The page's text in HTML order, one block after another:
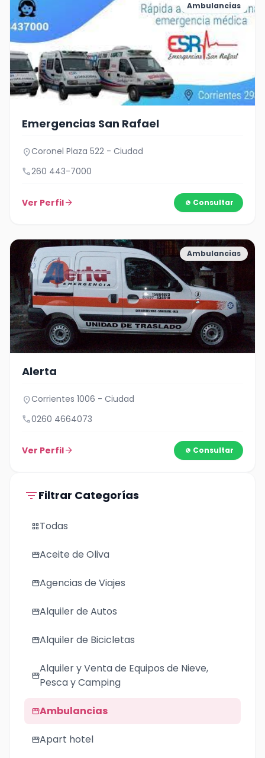
Ambulancias
Emergencias San Rafael
location_onCoronel Plaza 522 - Ciudad
call260 443-7000
Ver Perfilarrow_forward Consultar
Ambulancias
Alerta
location_onCorrientes 1006 - Ciudad
call0260 4664073
Ver Perfilarrow_forward Consultar
filter_listFiltrar Categorías
grid_viewTodas
storefrontAceite de Oliva
storefrontAgencias de Viajes
storefrontAlquiler de Autos
storefrontAlquiler de Bicicletas
storefront
Alquiler y Venta de Equipos de Nieve,
Pesca y Camping
storefrontAmbulancias
storefrontApart hotel